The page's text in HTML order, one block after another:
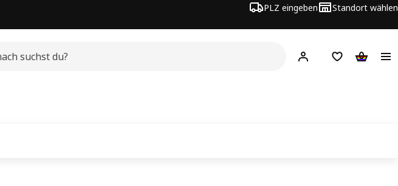
PLZ eingeben Standort wählen
Hej! Logge dich ein
Einkaufsliste